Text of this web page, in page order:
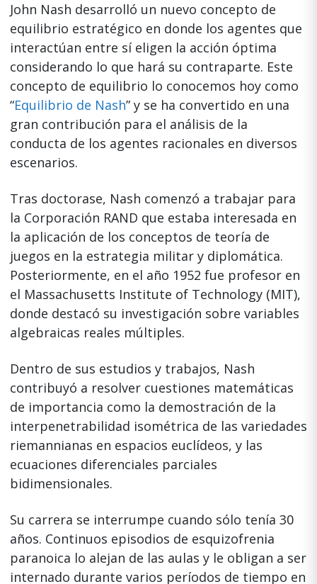
John Nash desarrolló un nuevo concepto de
equilibrio estratégico en donde los agentes que
interactúan entre sí eligen la acción óptima
considerando lo que hará su contraparte. Este
concepto de equilibrio lo conocemos hoy como
“Equilibrio de Nash” y se ha convertido en una
gran contribución para el análisis de la
conducta de los agentes racionales en diversos
escenarios.
Tras doctorase, Nash comenzó a trabajar para
la Corporación RAND que estaba interesada en
la aplicación de los conceptos de teoría de
juegos en la estrategia militar y diplomática.
Posteriormente, en el año 1952 fue profesor en
el Massachusetts Institute of Technology (MIT),
donde destacó su investigación sobre variables
algebraicas reales múltiples.
Dentro de sus estudios y trabajos, Nash
contribuyó a resolver cuestiones matemáticas
de importancia como la demostración de la
interpenetrabilidad isométrica de las variedades
riemannianas en espacios euclídeos, y las
ecuaciones diferenciales parciales
bidimensionales.
Su carrera se interrumpe cuando sólo tenía 30
años. Continuos episodios de esquizofrenia
paranoica lo alejan de las aulas y le obligan a ser
internado durante varios períodos de tiempo en